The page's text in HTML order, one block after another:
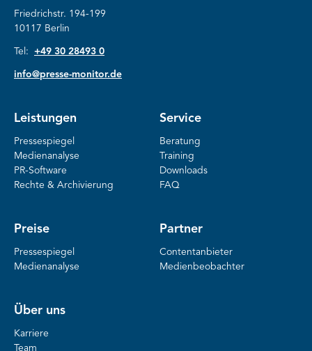
Friedrichstr. 194-199
10117 Berlin
Tel: +49 30 28493 0
info@presse-monitor.de
Leistungen
Pressespiegel
Medienanalyse
PR-Software
Rechte & Archivierung
Service
Beratung
Training
Downloads
FAQ
Preise
Pressespiegel
Medienanalyse
Partner
Contentanbieter
Medienbeobachter
Über uns
Karriere
Team